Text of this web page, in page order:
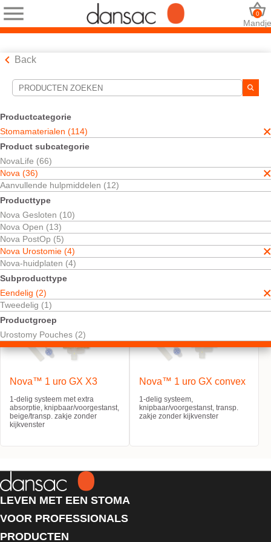
Mandje
0
Back
Productcategorie
Stomamaterialen (114)
Product subcategorie
NovaLife (66)
Nova (36)
Aanvullende hulpmiddelen (12)
Producttype
Nova Gesloten (10)
Nova Open (13)
Nova PostOp (5)
Nova Urostomie (4)
Nova-huidplaten (4)
Subproducttype
Eendelig (2)
Tweedelig (1)
Productgroep
Urostomy Pouches (2)
Hulpmiddelen voor zoekopdrachten
Uw selecties:
Stomamaterialen
Nova
Nova Urostomie
Eendelig
Uw selectie komt overeen met2resultaten
Sorteren op:
Nova™ 1 uro GX X3
1-delig systeem met extra
absorptie, knipbaar/voorgestanst,
beige/transp. zakje zonder
kijkvenster
Nova™ 1 uro GX convex
1-delig systeem,
knipbaar/voorgestanst, transp.
zakje zonder kijkvenster
LEVEN MET EEN STOMA
VOOR PROFESSIONALS
PRODUCTEN